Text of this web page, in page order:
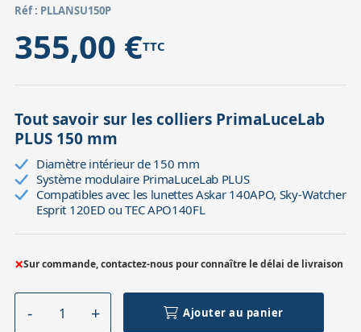
Réf : PLLANSU150P
355,00 €TTC
Tout savoir sur les colliers PrimaLuceLab
PLUS 150 mm
Diamètre intérieur de 150 mm
Système modulaire PrimaLuceLab PLUS
Compatibles avec les lunettes Askar 140APO, Sky-Watcher
Esprit 120ED ou TEC APO140FL
×Sur commande, contactez-nous pour connaître le délai de livraison
Ajouter au panier